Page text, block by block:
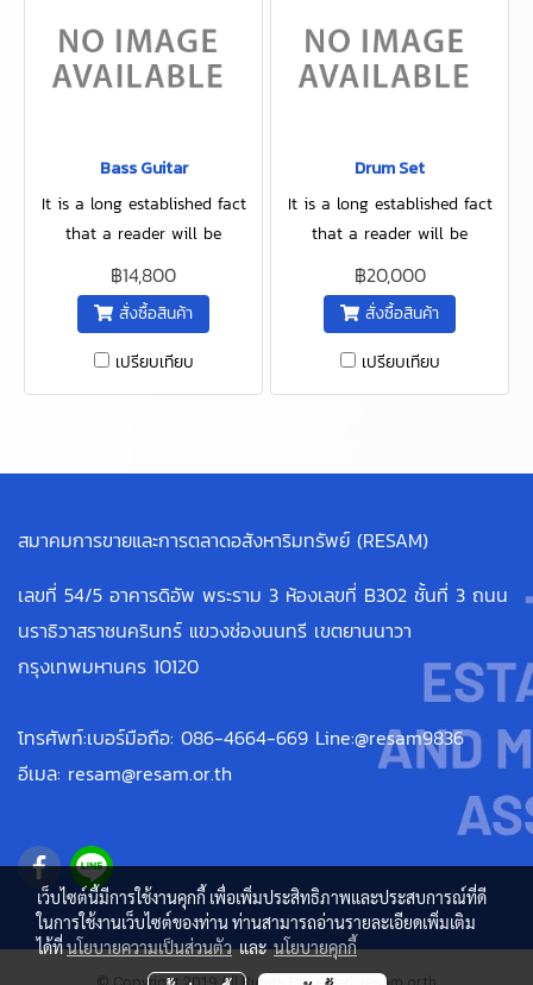
Bass Guitar
It is a long established fact
that a reader will be
distracted by the readable
content of a page when
looking.
฿14,800
สั่งซื้อสินค้า
เปรียบเทียบ
Drum Set
It is a long established fact
that a reader will be
distracted by the readable
content of a page when
looking.
฿20,000
สั่งซื้อสินค้า
เปรียบเทียบ
สมาคมการขายและการตลาดอสังหาริมทรัพย์ (RESAM)
เลขที่ 54/5 อาคารดิอัพ พระราม 3 ห้องเลขที่ B302 ชั้นที่ 3 ถนน
นราธิวาสราชนครินทร์ แขวงช่องนนทรี เขตยานนาวา
กรุงเทพมหานคร 10120
โทรศัพท์:เบอร์มือถือ: 086-4664-669 Line:@resam9836
อีเมล: resam@resam.or.th
เว็บไซต์นี้มีการใช้งานคุกกี้ เพื่อเพิ่มประสิทธิภาพและประสบการณ์ที่ดี
ในการใช้งานเว็บไซต์ของท่าน ท่านสามารถอ่านรายละเอียดเพิ่มเติม
ได้ที่นโยบายความเป็นส่วนตัวและนโยบายคุกกี้